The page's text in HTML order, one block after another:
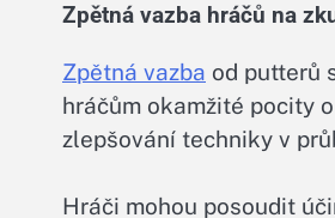
Zpětná vazba hráčů na
Zpětná vazba od putterů
hráčům okamžité pocity
zlepšování techniky v
Hráči mohou posoudit